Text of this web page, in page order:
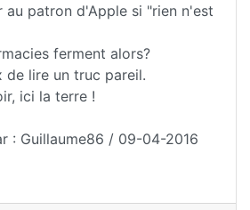
au patron d'Apple si "rien n'est
ferment alors?
de lire un truc pareil.
ici la terre !
: Guillaume86 / 09-04-2016